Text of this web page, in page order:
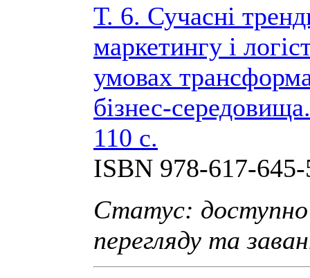
Т. 6. Сучасні
маркетингу і
умовах
бізнес-
110 с.
ISBN 978-617-
Статус: доступно
перегляду та